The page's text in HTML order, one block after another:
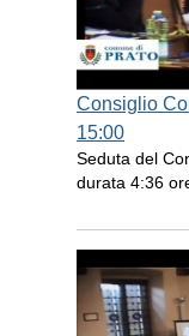
Consiglio
15:00
Seduta del
durata 4:36